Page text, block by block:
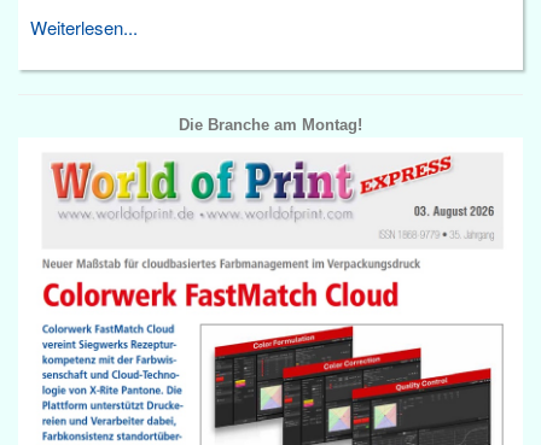
Weiterlesen...
Die Branche am Montag!